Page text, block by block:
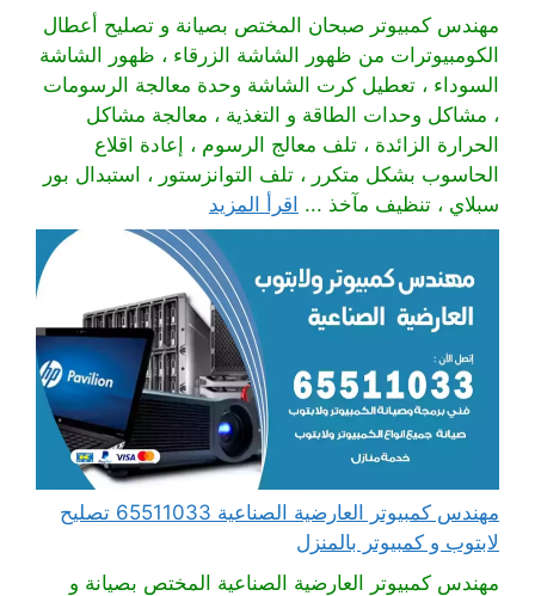
مهندس كمبيوتر صبحان المختص بصيانة و تصليح أعطال
الكومبيوترات من ظهور الشاشة الزرقاء ، ظهور الشاشة
السوداء ، تعطيل كرت الشاشة وحدة معالجة الرسومات
، مشاكل وحدات الطاقة و التغذية ، معالجة مشاكل
الحرارة الزائدة ، تلف معالج الرسوم ، إعادة اقلاع
الحاسوب بشكل متكرر ، تلف التوانزستور ، استبدال بور
سبلاي ، تنظيف مآخذ ... اقرأ المزيد
مهندس كمبيوتر العارضية الصناعية 65511033 تصليح
لابتوب و كمبيوتر بالمنزل
مهندس كمبيوتر العارضية الصناعية المختص بصيانة و